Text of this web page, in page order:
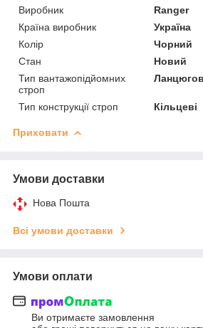
Виробник
Ranger
Країна виробник
Україна
Колір
Чорний
Стан
Новий
Тип вантажопідйомних
строп
Тип конструкції строп Кільцеві
Приховати
Умови доставки
Нова Пошта
Всі умови доставки
Умови оплати
Ви отримаєте замовлення